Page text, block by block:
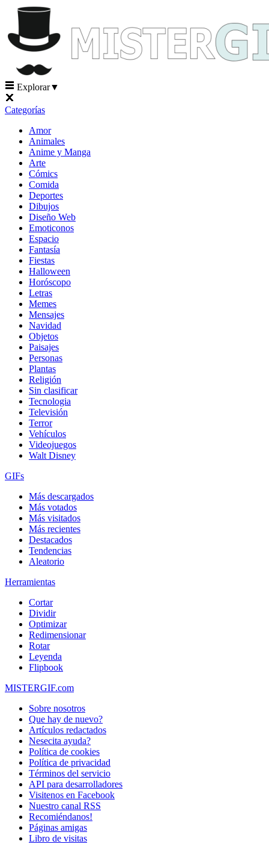
Explorar▼
Categorías
Amor
Animales
Anime y Manga
Arte
Cómics
Comida
Deportes
Dibujos
Diseño Web
Emoticonos
Espacio
Fantasía
Fiestas
Halloween
Horóscopo
Letras
Memes
Mensajes
Navidad
Objetos
Paisajes
Personas
Plantas
Religión
Sin clasificar
Tecnologia
Televisión
Terror
Vehículos
Videojuegos
Walt Disney
GIFs
Más descargados
Más votados
Más visitados
Más recientes
Destacados
Tendencias
Aleatorio
Herramientas
Cortar
Dividir
Optimizar
Redimensionar
Rotar
Leyenda
Flipbook
MISTERGIF.com
Sobre nosotros
Que hay de nuevo?
Artículos redactados
Nesecita ayuda?
Política de cookies
Política de privacidad
Términos del servicio
API para desarrolladores
Visitenos en Facebook
Nuestro canal RSS
Recomiéndanos!
Páginas amigas
Libro de visitas